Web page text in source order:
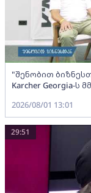
"შენობით
Karcher Georgia-
2026/08/01 13:01
29:51